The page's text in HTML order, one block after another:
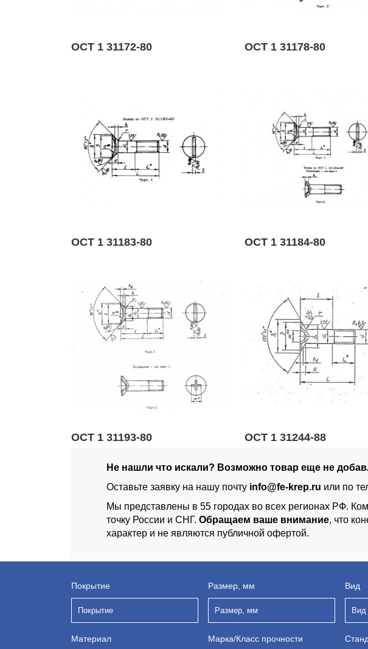
ОСТ 1 31172-80 ОСТ 1 31178-80
ОСТ 1 31183-80 ОСТ 1 31184-80
ОСТ 1 31193-80 ОСТ 1 31244-88
Не нашли что искали? Возможно товар еще не
Оставьте заявку на нашу почту info@fe-krep.ru или по
Мы представлены в 55 городах во всех регионах РФ.
точку России и СНГ. Обращаем ваше внимание, что
характер и не являются публичной офертой.
Покрытие
Покрытие
Размер, мм
Размер, мм
Вид
Вид
Материал Марка/Класс прочности